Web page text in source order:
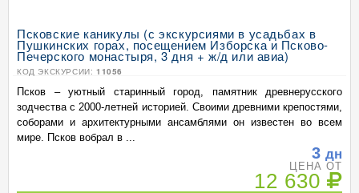
Псковские каникулы (с экскурсиями в усадьбах в
Пушкинских горах, посещением Изборска и Псково-
Печерского монастыря, 3 дня + ж/д или авиа)
КОД ЭКСКУРСИИ: 11056
Псков – уютный старинный город, памятник древнерусского
зодчества с 2000-летней историей. Своими древними крепостями,
соборами и архитектурными ансамблями он известен во всем
мире. Псков вобрал в ...
3 дн
ЦЕНА ОТ
12 630